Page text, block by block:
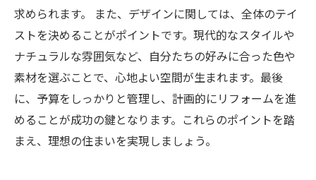
求められます。 また、デザインに関しては、全体のテイ
ストを決めることがポイントです。現代的なスタイルや
ナチュラルな雰囲気など、自分たちの好みに合った色や
素材を選ぶことで、心地よい空間が生まれます。最後
に、予算をしっかりと管理し、計画的にリフォームを進
めることが成功の鍵となります。これらのポイントを踏
まえ、理想の住まいを実現しましょう。